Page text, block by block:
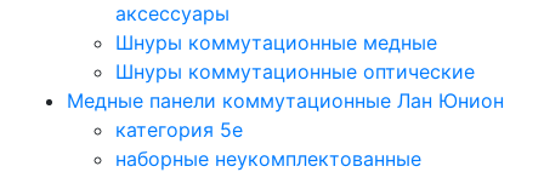
аксессуары
Шнуры коммутационные медные
Шнуры коммутационные оптические
Медные панели коммутационные Лан Юнион
категория 5e
наборные неукомплектованные